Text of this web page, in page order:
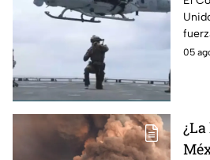
05